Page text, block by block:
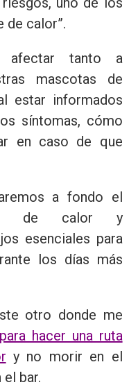
de calor”.
afectar tanto a
mascotas de
estar informados
síntomas, cómo
en caso de que
a fondo el
de calor y
esenciales para
los días más
otro donde me
hacer una ruta
y no morir en el
bar.